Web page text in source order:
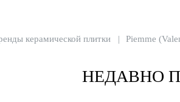
керамической плитки Piemme
НЕДАВНО